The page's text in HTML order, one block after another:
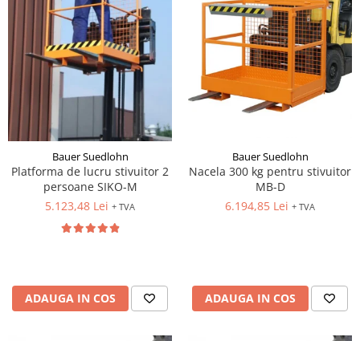
Bauer Suedlohn
Platforma de lucru stivuitor 2
persoane SIKO-M
5.123,48 Lei + TVA
ADAUGA IN COS
Bauer Suedlohn
Nacela 300 kg pentru stivuitor
MB-D
6.194,85 Lei + TVA
ADAUGA IN COS